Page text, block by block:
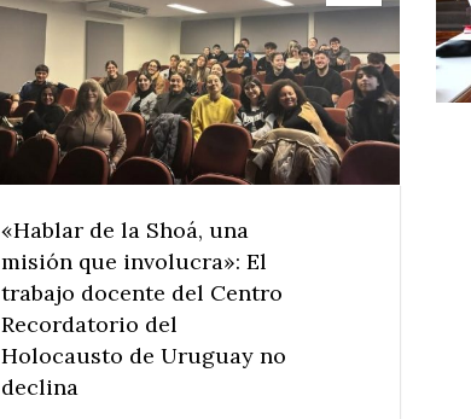
«Hablar de la Shoá, una
misión que involucra»: El
trabajo docente del Centro
Recordatorio del
Holocausto de Uruguay no
declina